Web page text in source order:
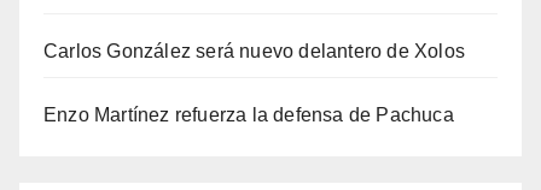
Carlos González será nuevo delantero de Xolos
Enzo Martínez refuerza la defensa de Pachuca